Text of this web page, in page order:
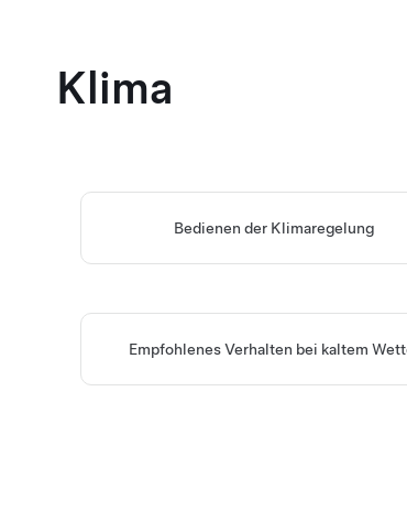
Klima
Bedienen der Klimaregelung
Empfohlenes Verhalten bei kaltem